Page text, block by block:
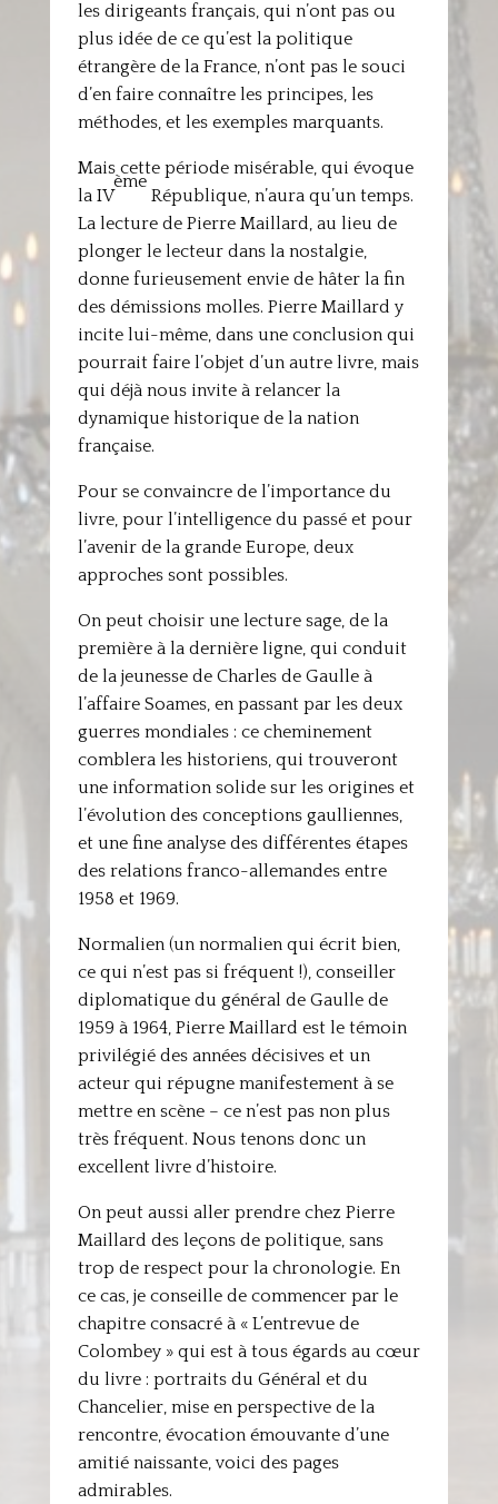
les dirigeants français, qui n’ont pas ou
plus idée de ce qu’est la politique
étrangère de la France, n’ont pas le souci
d’en faire connaître les principes, les
méthodes, et les exemples marquants.
Mais cette période misérable, qui évoque
la IV
ème
République, n’aura qu’un temps.
La lecture de Pierre Maillard, au lieu de
plonger le lecteur dans la nostalgie,
donne furieusement envie de hâter la fin
des démissions molles. Pierre Maillard y
incite lui-même, dans une conclusion qui
pourrait faire l’objet d’un autre livre, mais
qui déjà nous invite à relancer la
dynamique historique de la nation
française.
Pour se convaincre de l’importance du
livre, pour l’intelligence du passé et pour
l’avenir de la grande Europe, deux
approches sont possibles.
On peut choisir une lecture sage, de la
première à la dernière ligne, qui conduit
de la jeunesse de Charles de Gaulle à
l’affaire Soames, en passant par les deux
guerres mondiales : ce cheminement
comblera les historiens, qui trouveront
une information solide sur les origines et
l’évolution des conceptions gaulliennes,
et une fine analyse des différentes étapes
des relations franco-allemandes entre
1958 et 1969.
Normalien (un normalien qui écrit bien,
ce qui n’est pas si fréquent !), conseiller
diplomatique du général de Gaulle de
1959 à 1964, Pierre Maillard est le témoin
privilégié des années décisives et un
acteur qui répugne manifestement à se
mettre en scène – ce n’est pas non plus
très fréquent. Nous tenons donc un
excellent livre d’histoire.
On peut aussi aller prendre chez Pierre
Maillard des leçons de politique, sans
trop de respect pour la chronologie. En
ce cas, je conseille de commencer par le
chapitre consacré à « L’entrevue de
Colombey » qui est à tous égards au cœur
du livre : portraits du Général et du
Chancelier, mise en perspective de la
rencontre, évocation émouvante d’une
amitié naissante, voici des pages
admirables.